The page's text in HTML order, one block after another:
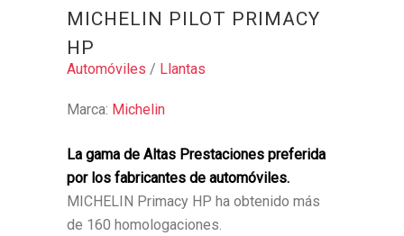
MICHELIN PILOT PRIMACY
HP
Automóviles / Llantas
Marca: Michelin
La gama de Altas Prestaciones preferida
por los fabricantes de automóviles.
MICHELIN Primacy HP ha obtenido más
de 160 homologaciones.